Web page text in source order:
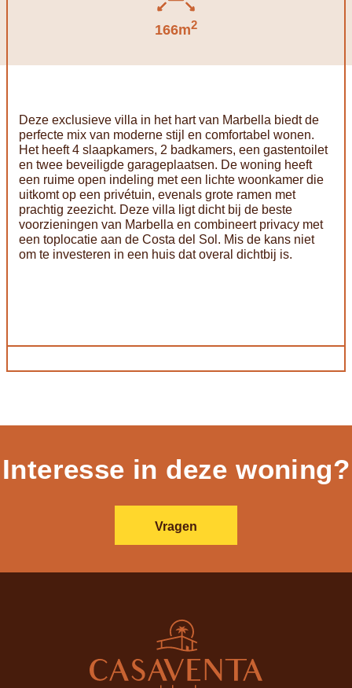
166m2
Deze exclusieve villa in het hart van Marbella biedt de
perfecte mix van moderne stijl en comfortabel wonen.
Het heeft 4 slaapkamers, 2 badkamers, een gastentoilet
en twee beveiligde garageplaatsen. De woning heeft
een ruime open indeling met een lichte woonkamer die
uitkomt op een privétuin, evenals grote ramen met
prachtig zeezicht. Deze villa ligt dicht bij de beste
voorzieningen van Marbella en combineert privacy met
een toplocatie aan de Costa del Sol. Mis de kans niet
om te investeren in een huis dat overal dichtbij is.
Interesse in deze woning?
Vragen